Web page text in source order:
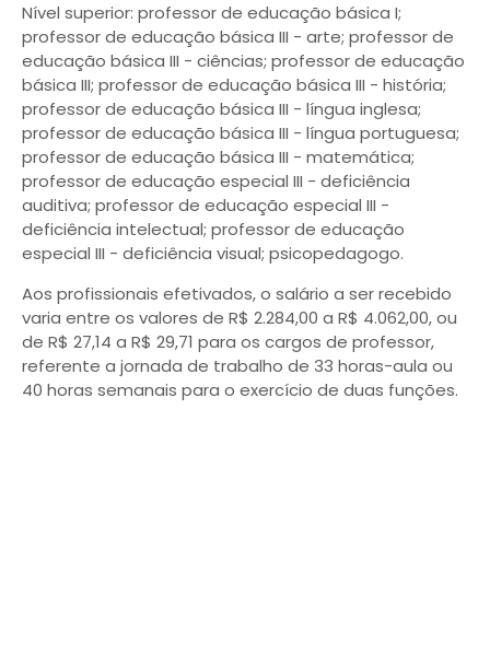
Nível superior: professor de educação básica I;
professor de educação básica III - arte; professor de
educação básica III - ciências; professor de educação
básica III; professor de educação básica III - história;
professor de educação básica III - língua inglesa;
professor de educação básica III - língua portuguesa;
professor de educação básica III - matemática;
professor de educação especial III - deficiência
auditiva; professor de educação especial III -
deficiência intelectual; professor de educação
especial III - deficiência visual; psicopedagogo.
Aos profissionais efetivados, o salário a ser recebido
varia entre os valores de R$ 2.284,00 a R$ 4.062,00, ou
de R$ 27,14 a R$ 29,71 para os cargos de professor,
referente a jornada de trabalho de 33 horas-aula ou
40 horas semanais para o exercício de duas funções.